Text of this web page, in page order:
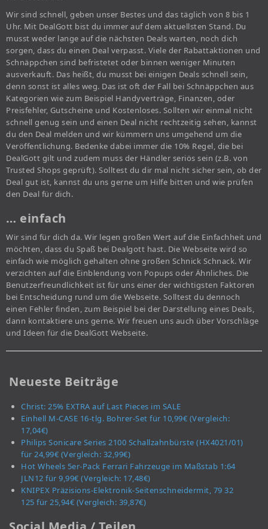
Wir sind schnell, geben unser Bestes und das täglich von 8 bis 1
Uhr. Mit DealGott bist du immer auf dem aktuellsten Stand. Du
musst weder lange auf die nächsten Deals warten, noch dich
sorgen, dass du einen Deal verpasst. Viele der Rabattaktionen und
Schnäppchen sind befristetet oder binnen weniger Minuten
ausverkauft. Das heißt, du musst bei einigen Deals schnell sein,
denn sonst ist alles weg. Das ist oft der Fall bei Schnäppchen aus
Kategorien wie zum Beispiel Handyverträge, Finanzen, oder
Preisfehler, Gutscheine und Kostenloses. Sollten wir einmal nicht
schnell genug sein und einen Deal nicht rechtzeitig sehen, kannst
du den Deal melden und wir kümmern uns umgehend um die
Veröffentlichung. Bedenke dabei immer die 10% Regel, die bei
DealGott gilt und zudem muss der Händler seriös sein (z.B. von
Trusted Shops geprüft). Solltest du dir mal nicht sicher sein, ob der
Deal gut ist, kannst du uns gerne um Hilfe bitten und wie prüfen
den Deal für dich.
… einfach
Wir sind für dich da. Wir legen großen Wert auf die Einfachheit und
möchten, dass du Spaß bei Dealgott hast. Die Webseite wird so
einfach wie möglich gehalten ohne großen Schnick Schnack. Wir
verzichten auf die Einblendung von Popups oder Ähnliches. Die
Benutzerfreundlichkeit ist für uns einer der wichtigsten Faktoren
bei Entscheidung rund um die Webseite. Solltest du dennoch
einen Fehler finden, zum Beispiel bei der Darstellung eines Deals,
dann kontaktiere uns gerne. Wir freuen uns auch über Vorschläge
und Ideen für die DealGott Webseite.
Neueste Beiträge
Christ: 25% EXTRA auf Last Pieces im SALE
Einhell M-CASE 16-tlg. Bohrer-Set für 10,99€ (Vergleich:
17,04€)
Philips Sonicare Series 2100 Schallzahnbürste (HX4021/01)
für 24,99€ (Vergleich: 32,99€)
Hot Wheels 5er-Pack Ferrari Fahrzeuge im Maßstab 1:64
JLN12 für 9,99€ (Vergleich: 17,48€)
KNIPEX Präzisions-Elektronik-Seitenschneidermit, 79 32
125 für 25,94€ (Vergleich: 39,87€)